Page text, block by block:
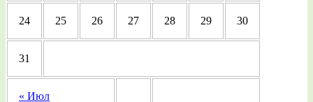
« Июл
24 25 26 27 28 29 30
31